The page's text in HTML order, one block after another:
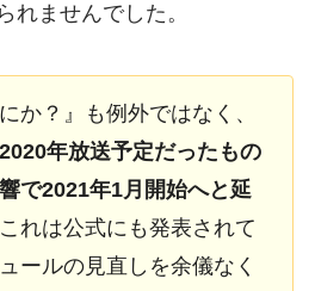
れませんでした。
か？』も例外ではなく、
年放送予定だったもの
で2021年1月開始へと延
れは公式にも発表されて
ールの見直しを余儀なく